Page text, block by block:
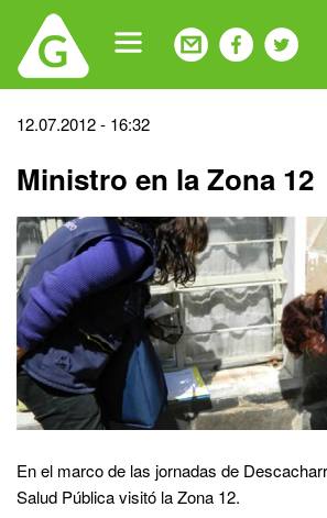
navigation
Back
top
12.07.2012 - 16:32
Ministro en la Zona 12
En el marco de las jornadas de
Salud Pública visitó la Zona 12.